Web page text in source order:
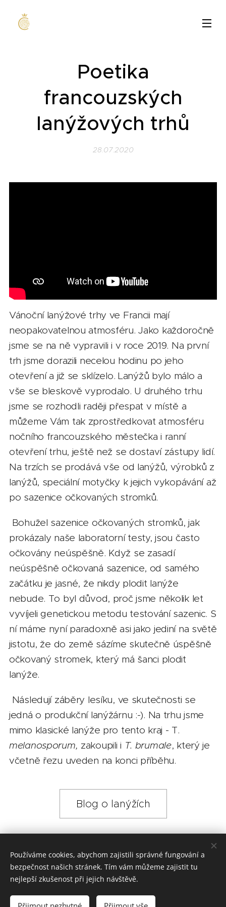
Poetika
francouzských
lanýžových trhů
28.07.2020
Vánoční lanýžové trhy ve Francii mají
neopakovatelnou atmosféru. Jako každoročně
jsme se na ně vypravili i v roce 2019. Na první
trh jsme dorazili necelou hodinu po jeho
otevření a již se sklízelo. Lanýžů bylo málo a
vše se bleskově vyprodalo. U druhého trhu
jsme se rozhodli raději přespat v místě a
můžeme Vám tak zprostředkovat atmosféru
nočního francouzského městečka i ranní
otevření trhu, ještě než se dostaví zástupy lidí.
Na trzích se prodává vše od lanýžů, výrobků z
lanýžů, speciální motyčky k jejich vykopávání až
po sazenice očkovaných stromků.
Bohužel sazenice očkovaných stromků, jak
prokázaly naše laboratorní testy, jsou často
očkovány neúspěšně. Když se zasadí
neúspěšně očkovaná sazenice, od samého
začátku je jasné, že nikdy plodit lanýže
nebude. To byl důvod, proč jsme několik let
vyvíjeli genetickou metodu testování sazenic. S
ní máme nyní paradoxně asi jako jediní na světě
jistotu, že do země sázíme skutečně úspěšně
očkovaný stromek, který má šanci plodit
lanýže.
Následují záběry lesíku, ve skutečnosti se
jedná o produkční lanýžárnu :-). Na trhu jsme
mimo klasické lanýže pro tento kraj - T.
melanosporum, zakoupili i T. brumale, který je
včetně řezu uveden na konci příběhu.
Blog o lanýžích
Používáme cookies, abychom zajistili správné fungování a
bezpečnost našich stránek. Tím vám můžeme zajistit tu
nejlepší zkušenost při jejich návštěvě.